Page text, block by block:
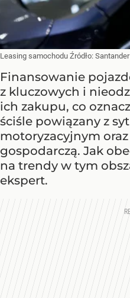
Leasing samochodu Źródło:
Finansowanie
z kluczowych i
ich zakupu, co
ściśle powiązany z
motoryzacyjnym
gospodarczą. Jak
na trendy w tym
ekspert.